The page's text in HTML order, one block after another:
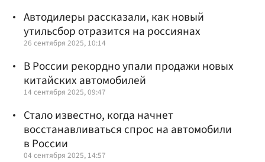
Автодилеры рассказали, как новый
утильсбор отразится на россиянах
26 сентября 2025, 10:14
В России рекордно упали продажи новых
китайских автомобилей
14 сентября 2025, 09:47
Стало известно, когда начнет
восстанавливаться спрос на автомобили
в России
04 сентября 2025, 14:57